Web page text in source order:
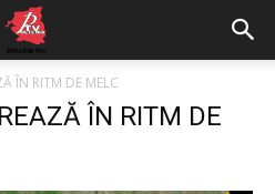
ÎN RITM DE MELC
ÎN RITM DE